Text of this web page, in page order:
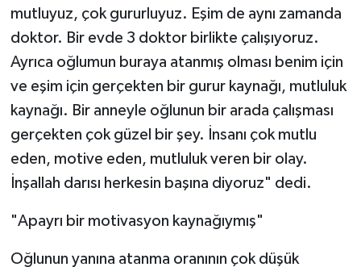
mutluyuz, çok gururluyuz. Eşim de aynı zamanda
doktor. Bir evde 3 doktor birlikte çalışıyoruz.
Ayrıca oğlumun buraya atanmış olması benim için
ve eşim için gerçekten bir gurur kaynağı, mutluluk
kaynağı. Bir anneyle oğlunun bir arada çalışması
gerçekten çok güzel bir şey. İnsanı çok mutlu
eden, motive eden, mutluluk veren bir olay.
İnşallah darısı herkesin başına diyoruz" dedi.
"Apayrı bir motivasyon kaynağıymış"
Oğlunun yanına atanma oranının çok düşük